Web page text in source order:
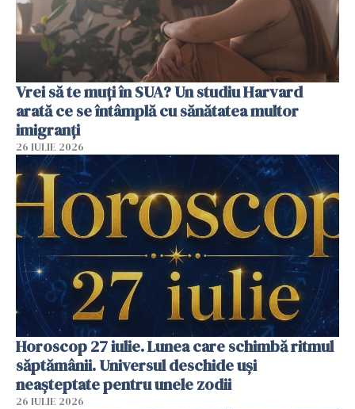
Vrei să te muți în SUA? Un studiu Harvard
arată ce se întâmplă cu sănătatea multor
imigranți
26 IULIE 2026
Horoscop 27 iulie. Lunea care schimbă ritmul
săptămânii. Universul deschide uși
neașteptate pentru unele zodii
26 IULIE 2026